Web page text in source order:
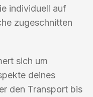
individuell auf
zugeschnitten
sich um
deines
den Transport bis